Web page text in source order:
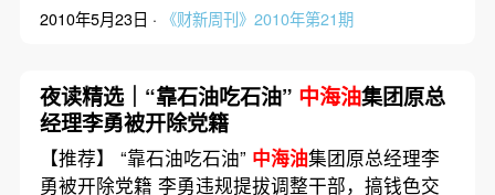
2010年5月23日 · 《财新周刊》2010年第21期
夜读精选｜“靠石油吃石油” 中海油集团原总
经理李勇被开除党籍
【推荐】 “靠石油吃石油” 中海油集团原总经理李
勇被开除党籍 李勇违规提拔调整干部，搞钱色交